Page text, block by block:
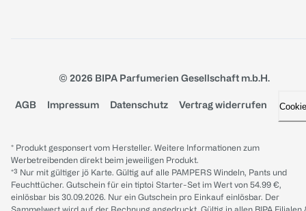
© 2026 BIPA Parfumerien Gesellschaft m.b.H.
AGB Impressum Datenschutz Vertrag widerrufen
* Produkt gesponsert vom Hersteller. Weitere Informationen zum
Werbetreibenden direkt beim jeweiligen Produkt.
*³ Nur mit gültiger jö Karte. Gültig auf alle PAMPERS Windeln, Pants und
Feuchttücher. Gutschein für ein tiptoi Starter-Set im Wert von 54.99 €,
einlösbar bis 30.09.2026. Nur ein Gutschein pro Einkauf einlösbar. Der
Sammelwert wird auf der Rechnung angedruckt. Gültig in allen BIPA Filialen